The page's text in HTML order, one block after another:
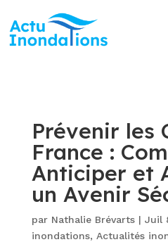
Prévenir les
France :
Anticiper et
un Avenir
par Nathalie Brévarts| Juil
inondations, Actualités